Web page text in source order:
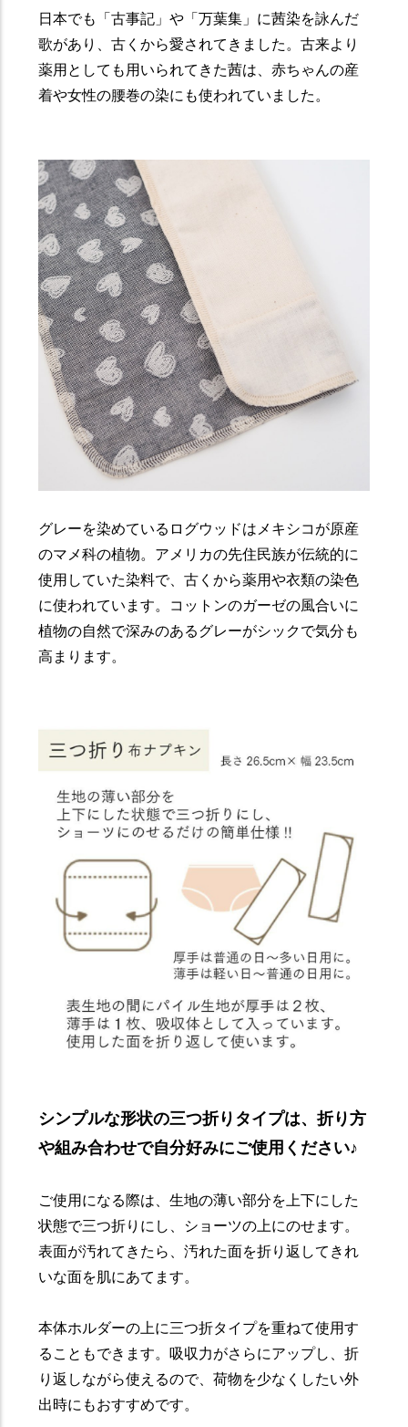
日本でも「古事記」や「万葉集」に茜染を詠んだ
歌があり、古くから愛されてきました。古来より
薬用としても用いられてきた茜は、赤ちゃんの産
着や女性の腰巻の染にも使われていました。
グレーを染めているログウッドはメキシコが原産
のマメ科の植物。アメリカの先住民族が伝統的に
使用していた染料で、古くから薬用や衣類の染色
に使われています。コットンのガーゼの風合いに
植物の自然で深みのあるグレーがシックで気分も
高まります。
シンプルな形状の三つ折りタイプは、折り方
や組み合わせで自分好みにご使用ください♪
ご使用になる際は、生地の薄い部分を上下にした
状態で三つ折りにし、ショーツの上にのせます。
表面が汚れてきたら、汚れた面を折り返してきれ
いな面を肌にあてます。
本体ホルダーの上に三つ折タイプを重ねて使用す
ることもできます。吸収力がさらにアップし、折
り返しながら使えるので、荷物を少なくしたい外
出時にもおすすめです。